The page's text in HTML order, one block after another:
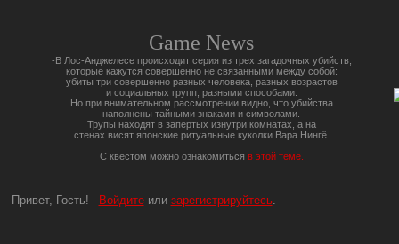
Game News
-В Лос-Анджелесе происходит серия из трех загадочных убийств,
которые кажутся совершенно не связанными между собой:
убиты три совершенно разных человека, разных возрастов
и социальных групп, разными способами.
Но при внимательном рассмотрении видно, что убийства
наполнены тайными знаками и символами.
Трупы находят в запертых изнутри комнатах, а на
стенах висят японские ритуальные куколки Вара Нингё.
С квестом можно ознакомиться в этой теме.
Привет, Гость! Войдитеили зарегистрируйтесь.